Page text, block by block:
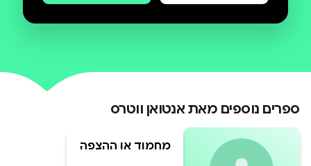
חי, ושהוצף. הוא פונה בגעגועים אל
ללשון, במשפחה שהקים, בשלוש שנות
המאסר שריצ
ספרים נוספים מאתאנטואן ווטרס
מחמוד או ההצפה